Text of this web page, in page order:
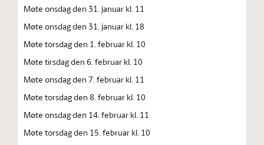
Møte onsdag den 31. januar kl. 11
Møte onsdag den 31. januar kl. 18
Møte torsdag den 1. februar kl. 10
Møte tirsdag den 6. februar kl. 10
Møte onsdag den 7. februar kl. 11
Møte torsdag den 8. februar kl. 10
Møte onsdag den 14. februar kl. 11
Møte torsdag den 15. februar kl. 10